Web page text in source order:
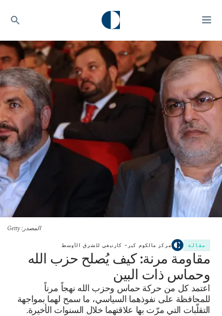
المصدر : Getty
مقالة مركز مالكوم كير– كارنيغي للشرق الأوسط
مقاومة مرنة: كيف يُصلح حزب الله
وحماس ذات البين
اعتمد كل من حركة حماس وحزب الله نهجاً مرناً
للمحافظة على نفوذهما السياسي، ما سمح لهما بمواجهة
التقلّبات التي مرّت بها علاقتهما خلال السنوات الأخيرة.